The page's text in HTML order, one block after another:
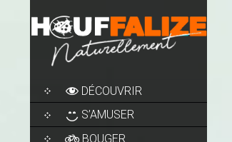
SKIP
TO
CONTENT
DÉCOUVRIR
S’AMUSER
BOUGER